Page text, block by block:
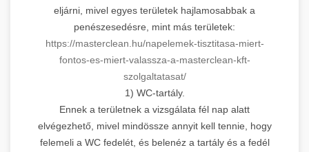
eljárni, mivel egyes területek hajlamosabbak a
penészesedésre, mint más területek:
https://masterclean.hu/napelemek-tisztitasa-miert-
fontos-es-miert-valassza-a-masterclean-kft-
szolgaltatasat/
1) WC-tartály.
Ennek a területnek a vizsgálata fél nap alatt
elvégezhető, mivel mindössze annyit kell tennie, hogy
felemeli a WC fedelét, és belenéz a tartály és a fedél